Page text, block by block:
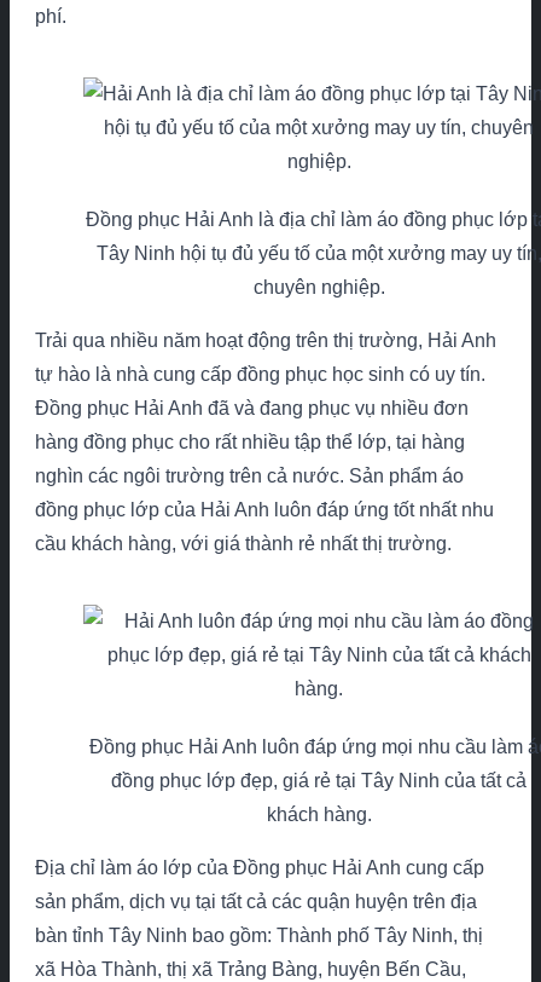
phí.
Đồng phục Hải Anh là địa chỉ làm áo đồng phục lớp
Tây Ninh hội tụ đủ yếu tố của một xưởng may uy tín,
chuyên nghiệp.
Trải qua nhiều năm hoạt động trên thị trường, Hải Anh
tự hào là nhà cung cấp đồng phục học sinh có uy tín.
Đồng phục Hải Anh đã và đang phục vụ nhiều đơn
hàng đồng phục cho rất nhiều tập thể lớp, tại hàng
nghìn các ngôi trường trên cả nước. Sản phẩm áo
đồng phục lớp của Hải Anh luôn đáp ứng tốt nhất nhu
cầu khách hàng, với giá thành rẻ nhất thị trường.
Đồng phục Hải Anh luôn đáp ứng mọi nhu cầu làm
đồng phục lớp đẹp, giá rẻ tại Tây Ninh của tất cả
khách hàng.
Địa chỉ làm áo lớp của Đồng phục Hải Anh cung cấp
sản phẩm, dịch vụ tại tất cả các quận huyện trên địa
bàn tỉnh Tây Ninh bao gồm: Thành phố Tây Ninh, thị
xã Hòa Thành, thị xã Trảng Bàng, huyện Bến Cầu,